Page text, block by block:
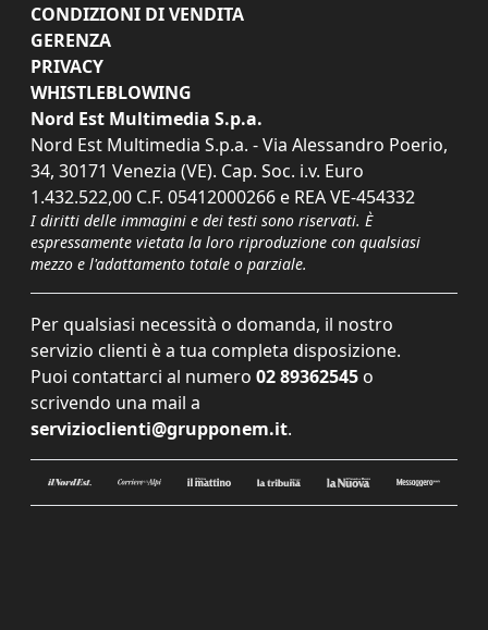
CONDIZIONI DI VENDITA
GERENZA
PRIVACY
WHISTLEBLOWING
Nord Est Multimedia S.p.a.
Nord Est Multimedia S.p.a. - Via Alessandro Poerio,
34, 30171 Venezia (VE). Cap. Soc. i.v. Euro
1.432.522,00 C.F. 05412000266 e REA VE-454332
I diritti delle immagini e dei testi sono riservati. È
espressamente vietata la loro riproduzione con qualsiasi
mezzo e l'adattamento totale o parziale.
Per qualsiasi necessità o domanda, il nostro
servizio clienti è a tua completa disposizione.
Puoi contattarci al numero 02 89362545 o
scrivendo una mail a
servizioclienti@grupponem.it.